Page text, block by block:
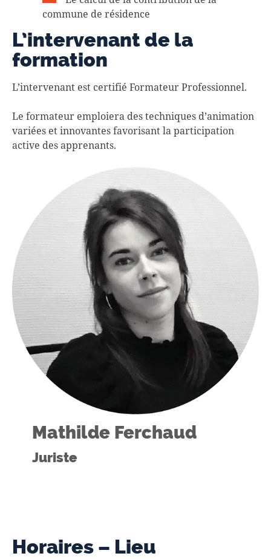
commune de résidence
L’intervenant de la
formation
L’intervenant est certifié Formateur Professionnel.
Le formateur emploiera des techniques d’animation
variées et innovantes favorisant la participation
active des apprenants.
Mathilde Ferchaud
Juriste
Horaires – Lieu